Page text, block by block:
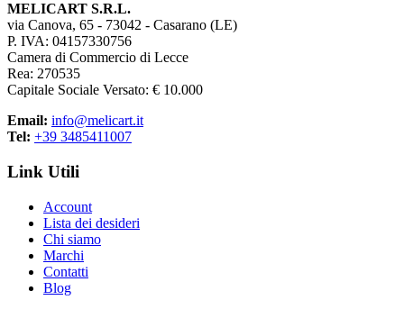
MELICART S.R.L.
via Canova, 65 - 73042 - Casarano (LE)
P. IVA: 04157330756
Camera di Commercio di Lecce
Rea: 270535
Capitale Sociale Versato: € 10.000
Email: info@melicart.it
Tel: +39 3485411007
Link Utili
Account
Lista dei desideri
Chi siamo
Marchi
Contatti
Blog